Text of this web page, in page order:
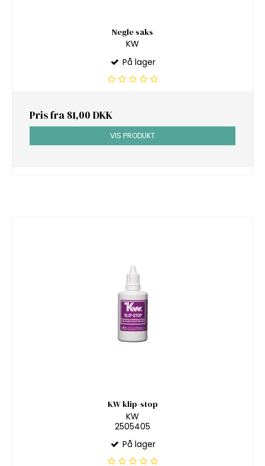
Negle saks
KW
På lager
Pris fra 81,00 DKK
VIS PRODUKT
KW klip-stop
KW
2505405
På lager